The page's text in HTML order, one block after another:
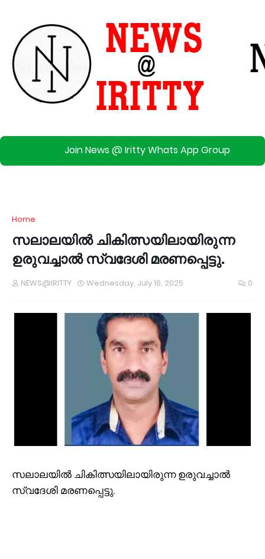
Join News @ Iritty Whats App Group
Home
സലാലയിൽ ചികിത്സയിലായിരുന്ന
ഉരുവച്ചാൽ സ്വദേശി മരണപ്പെട്ടു.
NEWS@IRITTY Wednesday, July 16, 2025 0
സലാലയിൽ ചികിത്സയിലായിരുന്ന ഉരുവച്ചാൽ
സ്വദേശി മരണപ്പെട്ടു.